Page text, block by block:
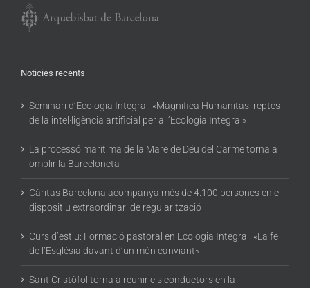
Noticies recents
Seminari d’Ecologia Integral: «Magnifica Humanitas: reptes
de la intel·ligència artificial per a l’Ecologia Integral»
La processó marítima de la Mare de Déu del Carme torna a
omplir la Barceloneta
Càritas Barcelona acompanya més de 4.100 persones en el
dispositiu extraordinari de regularització
Curs d’estiu: Formació pastoral en Ecologia Integral: «La fe
de l’Església davant d’un món canviant»
Sant Cristòfol torna a reunir els conductors en la